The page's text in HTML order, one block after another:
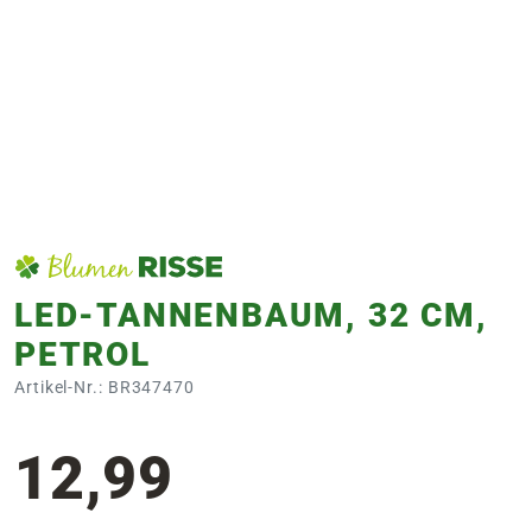
LED-TANNENBAUM, 32 CM,
PETROL
Artikel-Nr.: BR347470
12,99